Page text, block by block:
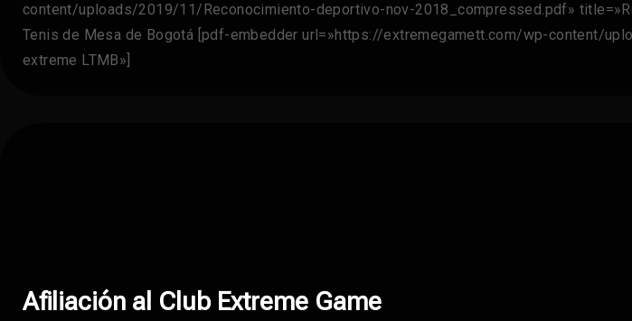
content/uploads/2019/11/Reconocimiento-deportivo-nov-2018_compressed.pdf»
Tenis de Mesa de Bogotá [pdf-embedder url=»https://extremegamett.com/wp-content/
extreme LTMB»]
Afiliación al Club Extreme Game